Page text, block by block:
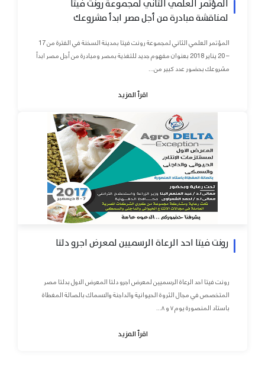
المؤتمر العلمي الثاني لمجموعة رونت فيتا
لمناقشة مبادرة من أجل مصر ابدأ مشروعك
المؤتمر العلمي الثاني لمجموعة رونت فيتا بمدينة السخنة في الفترة من 17
– 20 يناير 2018 بعنوان مفهوم جديد للتغذية بمصر ومبادرة من أجل مصر ابدأ
مشروعك بحضور عدد كبير من...
اقرأ المزيد
رونت فيتا احد الرعاة الرسميين لمعرض اجرو دلتا
رونت فيتا احد الرعاة الرسميين لمعرض اجرو دلتا المعرض الاول بدلتا مصر
المتخصص في مجال الثروة الحيوانية والداجنة والاسماك بالصالة المغطاة
باستاد المنصورة يوم ٧ و ٨...
اقرأ المزيد